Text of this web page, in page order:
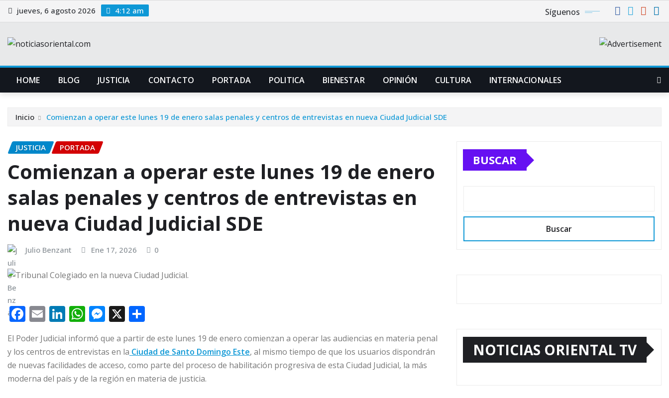
Saltar
al
jueves, 6 agosto 2026 4:12 am Síguenos
HOME BLOG JUSTICIA CONTACTO PORTADA POLITICA BIENESTAR OPINIÓN CULTURA INTERNACIONALES
Inicio Comienzan a operar este lunes 19 de enero salas penales y centros de entrevistas en nueva Ciudad Judicial SDE
JUSTICIA PORTADA
Comienzan a operar este lunes 19 de enero
salas penales y centros de entrevistas en
nueva Ciudad Judicial SDE
Julio Benzant Ene 17, 2026 0
F
a
c
e
b
E
m
ai
l
Li
n
k
e
dI
W
at
s
A
M
ss
e
n
X
o
m
p
ar
El Poder Judicial informó que a partir de este lunes 19 de enero comienzan a operar las audiencias en materia penal
y los centros de entrevistas en la Ciudad de Santo Domingo Este, al mismo tiempo de que los usuarios dispondrán
de nuevas facilidades de acceso, como parte del proceso de habilitación progresiva de esta Ciudad Judicial, la más
moderna del país y de la región en materia de justicia.
BUSCAR
Buscar
NOTICIAS ORIENTAL TV